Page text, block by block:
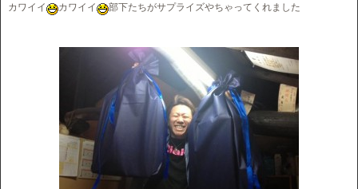
カワイイ カワイイ 部下たちがサプライズやちゃってくれました